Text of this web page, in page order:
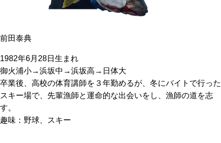
前田泰典
1982年6月28日生まれ
御火浦小→浜坂中→浜坂高→日体大
卒業後、高校の体育講師を３年勤めるが、冬にバイトで行った
スキー場で、先輩漁師と運命的な出会いをし、漁師の道を志
す。
趣味：野球、スキー